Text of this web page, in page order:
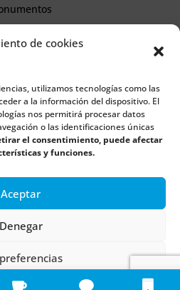
de cookies
utilizamos tecnologías como las
a la información del dispositivo. El
nos permitirá procesar datos
o las identificaciones únicas
el consentimiento, puede afectar
y funciones.
Aceptar
Denegar
legal
de cookies
de privacidad
Boulders